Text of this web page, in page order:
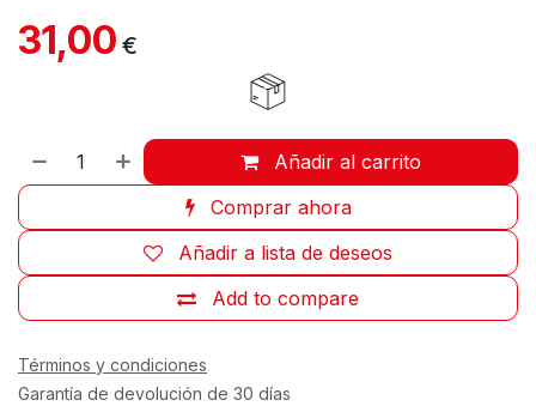
31,00 €
Añadir al carrito
Comprar ahora
Add to compare
Añadir a lista de deseos
Términos y condiciones
Garantía de devolución de 30 días